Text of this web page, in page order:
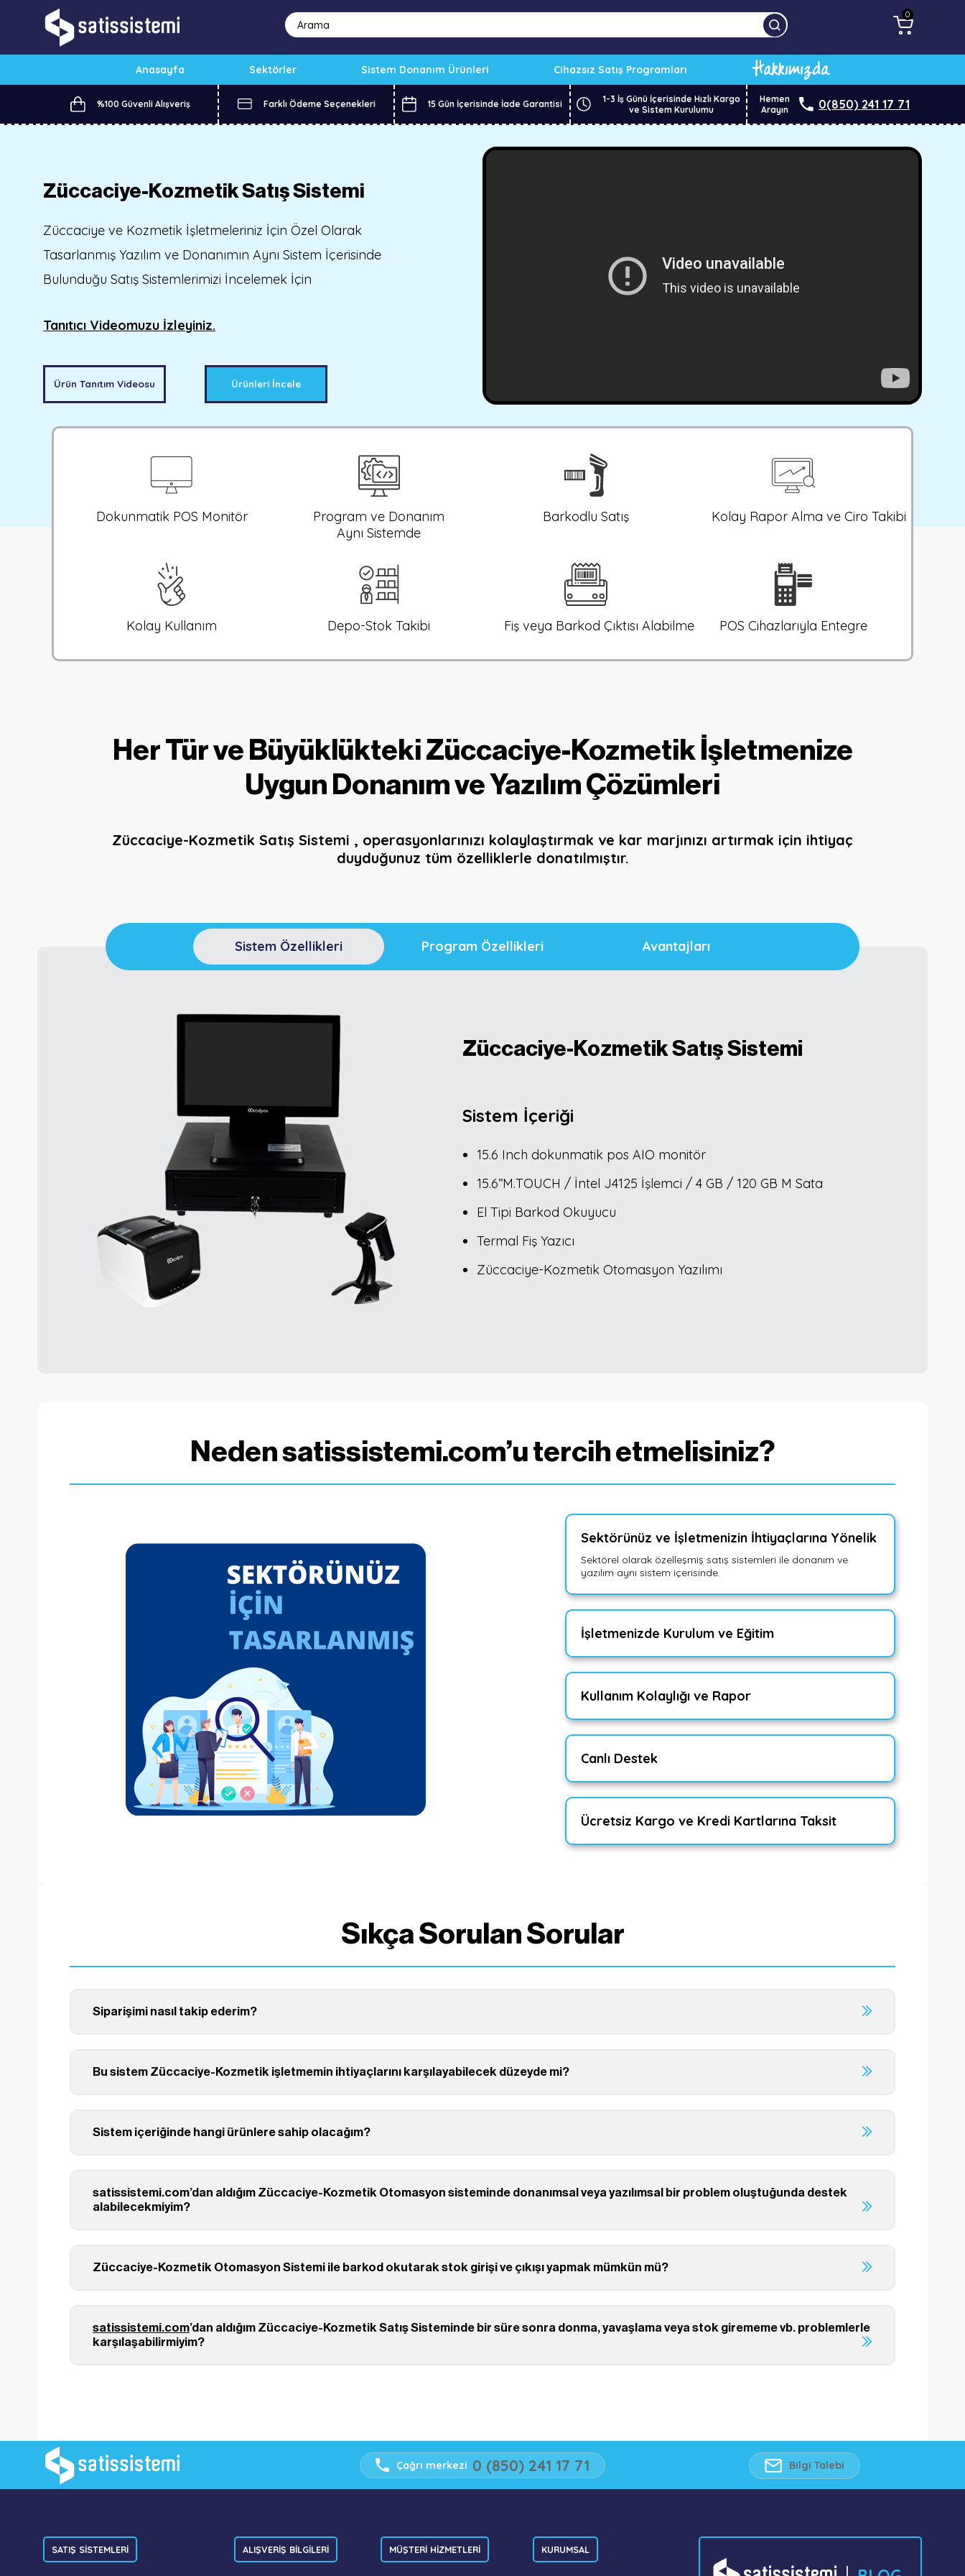
0
Anasayfa Sektörler Sistem Donanım Ürünleri Cihazsız Satış Programları Hakkımızda
%100 Güvenli Alışveriş Farklı Ödeme Seçenekleri 15 Gün İçerisinde İade Garantisi
1-3 İş Günü İçerisinde Hızlı Kargo
ve Sistem Kurulumu
Hemen
Arayın
0(850) 241 17 71
Züccaciye-Kozmetik Satış Sistemi
Züccaciye ve Kozmetik İşletmeleriniz İçin Özel Olarak
Tasarlanmış Yazılım ve Donanımın Aynı Sistem İçerisinde
Bulunduğu Satış Sistemlerimizi İncelemek İçin
Tanıtıcı Videomuzu İzleyiniz.
Ürün Tanıtım Videosu Ürünleri İncele
Dokunmatik POS Monitör
Program ve Donanım
Aynı Sistemde
Barkodlu Satış Kolay Rapor Alma ve Ciro Takibi
Kolay Kullanım Depo-Stok Takibi Fiş veya Barkod Çıktısı Alabilme POS Cihazlarıyla Entegre
Her Tür ve Büyüklükteki Züccaciye-Kozmetik İşletmenize
Uygun Donanım ve Yazılım Çözümleri
Züccaciye-Kozmetik Satış Sistemi , operasyonlarınızı kolaylaştırmak ve kar marjınızı artırmak için ihtiyaç
duyduğunuz tüm özelliklerle donatılmıştır.
Sistem Özellikleri Program Özellikleri Avantajları
Züccaciye-Kozmetik Satış Sistemi
Sistem İçeriği
15.6 Inch dokunmatik pos AIO monitör
15.6’’M.TOUCH / İntel J4125 İşlemci / 4 GB / 120 GB M Sata
El Tipi Barkod Okuyucu
Termal Fiş Yazıcı
Züccaciye-Kozmetik Otomasyon Yazılımı
Neden satissistemi.com’u tercih etmelisiniz?
Sektörünüz ve İşletmenizin İhtiyaçlarına Yönelik
Sektörel olarak özelleşmiş satış sistemleri ile donanım ve
yazılım aynı sistem içerisinde.
İşletmenizde Kurulum ve Eğitim
Kullanım Kolaylığı ve Rapor
Canlı Destek
Ücretsiz Kargo ve Kredi Kartlarına Taksit
Sıkça Sorulan Sorular
Siparişimi nasıl takip ederim?
Bu sistem Züccaciye-Kozmetik işletmemin ihtiyaçlarını karşılayabilecek düzeyde mi?
Sistem içeriğinde hangi ürünlere sahip olacağım?
satissistemi.com’dan aldığım Züccaciye-Kozmetik Otomasyon sisteminde donanımsal veya yazılımsal bir problem oluştuğunda destek
alabilecekmiyim?
Züccaciye-Kozmetik Otomasyon Sistemi ile barkod okutarak stok girişi ve çıkışı yapmak mümkün mü?
satissistemi.com’dan aldığım Züccaciye-Kozmetik Satış Sisteminde bir süre sonra donma, yavaşlama veya stok girememe vb. problemlerle
karşılaşabilirmiyim?
Çağrı merkezi 0 (850) 241 17 71 Bilgi Talebi
SATIŞ SİSTEMLERİ ALIŞVERİŞ BİLGİLERİ MÜŞTERİ HİZMETLERİ KURUMSAL